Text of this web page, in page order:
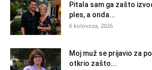
Pitala sam ga zašto
ples, a onda...
6 kolovoza, 2026
Moj muž se prijavio za
otkrio zašto...